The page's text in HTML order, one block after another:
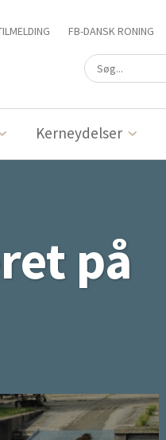
FB-DANSK RONING
Kerneydelser
på